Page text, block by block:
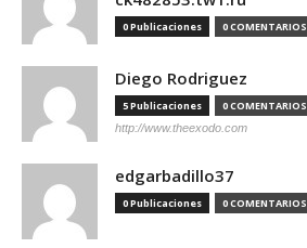
0 Publicaciones 0 COMENTARIOS
Diego Rodriguez
5 Publicaciones 0 COMENTARIOS
http://www.theexodo.com
edgarbadillo37
0 Publicaciones 0 COMENTARIOS